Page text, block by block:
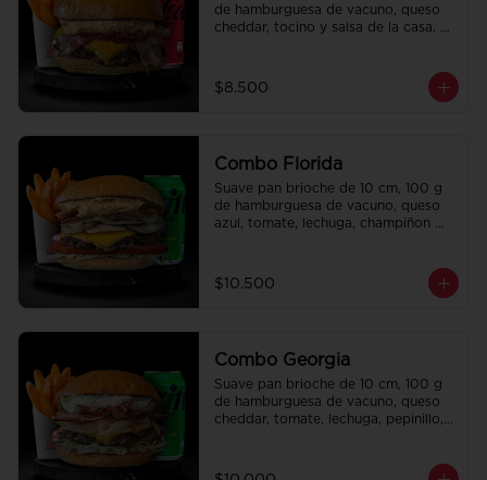
de hamburguesa de vacuno, queso
cheddar, tocino y salsa de la casa.
regalo a elección y una bebida de
350 cc a elección.
$8.500
Combo Florida
Suave pan brioche de 10 cm, 100 g
de hamburguesa de vacuno, queso
azul, tomate, lechuga, champiñon
Papas fritas perfectamente
condimentadas, salsa de la casa de
$10.500
Combo Georgia
Suave pan brioche de 10 cm, 100 g
de hamburguesa de vacuno, queso
cheddar, tomate, lechuga, pepinillo,
condimentadas, salsa de la casa de